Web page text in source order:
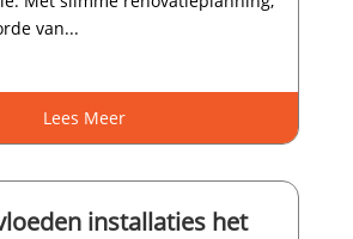
van...
Lees Meer
installaties het